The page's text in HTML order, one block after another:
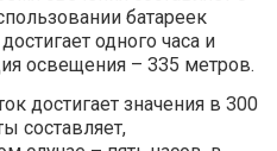
батареек
одного часа и
освещения – 335 метров.
достигает значения в 300
составляет,